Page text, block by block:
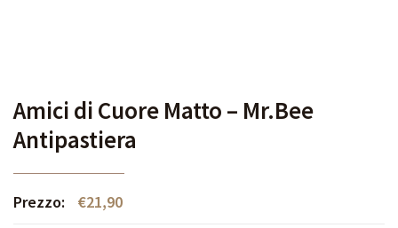
Amici di Cuore Matto – Mr.Bee
Antipastiera
Prezzo: €21,90